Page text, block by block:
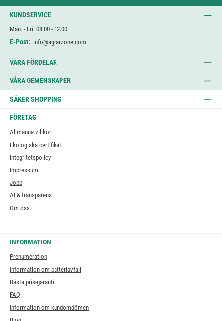
KUNDSERVICE
Mån. - Fri. 08:00 - 12:00
E-Post: info@agrarzone.com
VÅRA FÖRDELAR
VÅRA GEMENSKAPER
SÄKER SHOPPING
FÖRETAG
Allmänna villkor
Ekologiska certifikat
Integritetspolicy
Impressum
Jobb
AI & transparens
Om oss
INFORMATION
Prenumeration
Information om batteriavfall
Bästa pris-garanti
FAQ
Information om kundomdömen